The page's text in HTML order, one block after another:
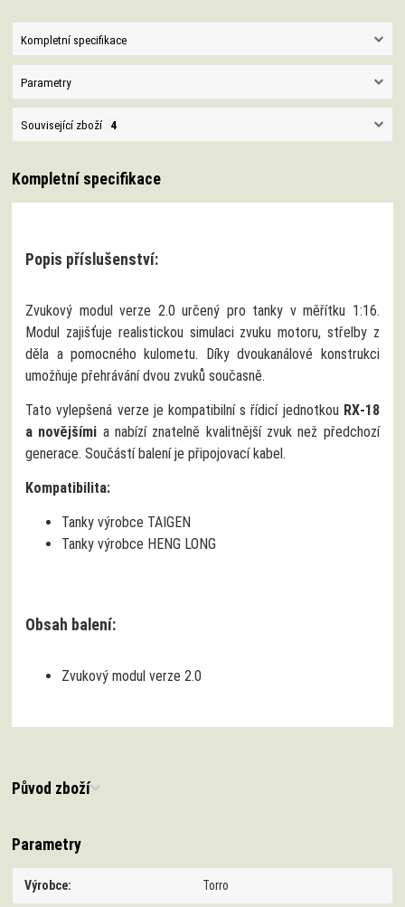
Kompletní specifikace
Parametry
Související zboží 4
Kompletní specifikace
Popis příslušenství:
Zvukový modul verze 2.0 určený pro tanky v měřítku 1:16.
Modul zajišťuje realistickou simulaci zvuku motoru, střelby z
děla a pomocného kulometu. Díky dvoukanálové konstrukci
umožňuje přehrávání dvou zvuků současně.
Tato vylepšená verze je kompatibilní s řídicí jednotkou RX‑18
a novějšími a nabízí znatelně kvalitnější zvuk než předchozí
generace. Součástí balení je připojovací kabel.
Kompatibilita:
Tanky výrobce TAIGEN
Tanky výrobce HENG LONG
Obsah balení:
Zvukový modul verze 2.0
Původ zboží
Parametry
Výrobce Torro